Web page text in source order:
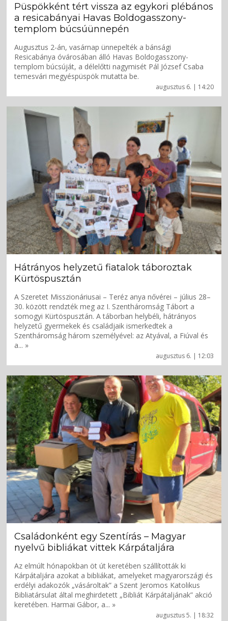
augusztus 6. | 14:20
Püspökként tért vissza az egykori plébános
a resicabányai Havas Boldogasszony-
templom búcsúünnepén
Augusztus 2-án, vasárnap ünnepelték a bánsági
Resicabánya óvárosában álló Havas Boldogasszony-
templom búcsúját, a délelőtti nagymisét Pál József Csaba
temesvári megyéspüspök mutatta be.
augusztus 6. | 12:03
Hátrányos helyzetű fiatalok táboroztak
Kürtöspusztán
A Szeretet Misszionáriusai – Teréz anya nővérei – július 28–
30. között rendzték meg az I. Szentháromság Tábort a
somogyi Kürtöspusztán. A táborban helybéli, hátrányos
helyzetű gyermekek és családjaik ismerkedtek a
Szentháromság három személyével: az Atyával, a Fiúval és
a... »
augusztus 5. | 18:32
Családonként egy Szentírás – Magyar
nyelvű bibliákat vittek Kárpátaljára
Az elmúlt hónapokban öt út keretében szállították ki
Kárpátaljára azokat a bibliákat, amelyeket magyarországi és
erdélyi adakozók „vásároltak” a Szent Jeromos Katolikus
Bibliatársulat által meghirdetett „Bibliát Kárpátaljának” akció
keretében. Harmai Gábor, a... »